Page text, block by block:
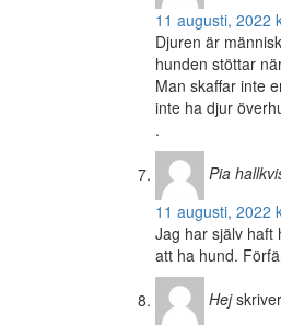
11 augusti, 2022
Djuren är
hunden stöttar
Man skaffar inte
inte ha djur
.
Pia
11 augusti, 2022
Jag har själv haft
att ha hund.
Hej